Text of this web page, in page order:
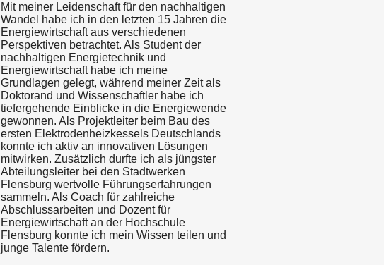
Mit meiner Leidenschaft für den nachhaltigen
Wandel habe ich in den letzten 15 Jahren die
Energiewirtschaft aus verschiedenen
Perspektiven betrachtet. Als Student der
nachhaltigen Energietechnik und
Energiewirtschaft habe ich meine
Grundlagen gelegt, während meiner Zeit als
Doktorand und Wissenschaftler habe ich
tiefergehende Einblicke in die Energiewende
gewonnen. Als Projektleiter beim Bau des
ersten Elektrodenheizkessels Deutschlands
konnte ich aktiv an innovativen Lösungen
mitwirken. Zusätzlich durfte ich als jüngster
Abteilungsleiter bei den Stadtwerken
Flensburg wertvolle Führungserfahrungen
sammeln. Als Coach für zahlreiche
Abschlussarbeiten und Dozent für
Energiewirtschaft an der Hochschule
Flensburg konnte ich mein Wissen teilen und
junge Talente fördern.